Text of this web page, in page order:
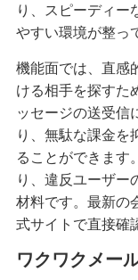
り、スピーディー
やすい環境が整っ
機能面では、直感
ける相手を探すた
ッセージの送受信
り、無駄な課金を
ることができます
り、違反ユーザー
材料です。最新の
式サイトで直接確
ワクワクメー